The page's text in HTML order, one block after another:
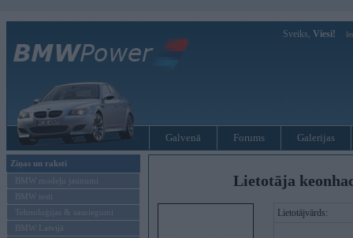
Sveiks, Viesi!
Galvenā Forums Galerijas
Ziņas un raksti
BMW modeļu jaunumi
BMW testi
Tehnoloģijas & sasniegumi
BMW Latvijā
Lietotāja
Lietotājvārds: